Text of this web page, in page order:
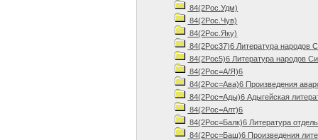
84(2Рос.Удм)
84(2Рос.Чув)
84(2Рос.Яку)
84(2Рос37)6 Литература народов
84(2Рос5)6 Литература народов
84(2Рос=А/Я)6
84(2Рос=Ава)6 Произведения
84(2Рос=Ады)6 Адыгейская
84(2Рос=Алт)6
84(2Рос=Балк)6 Литература
84(2Рос=Баш)6 Произведения